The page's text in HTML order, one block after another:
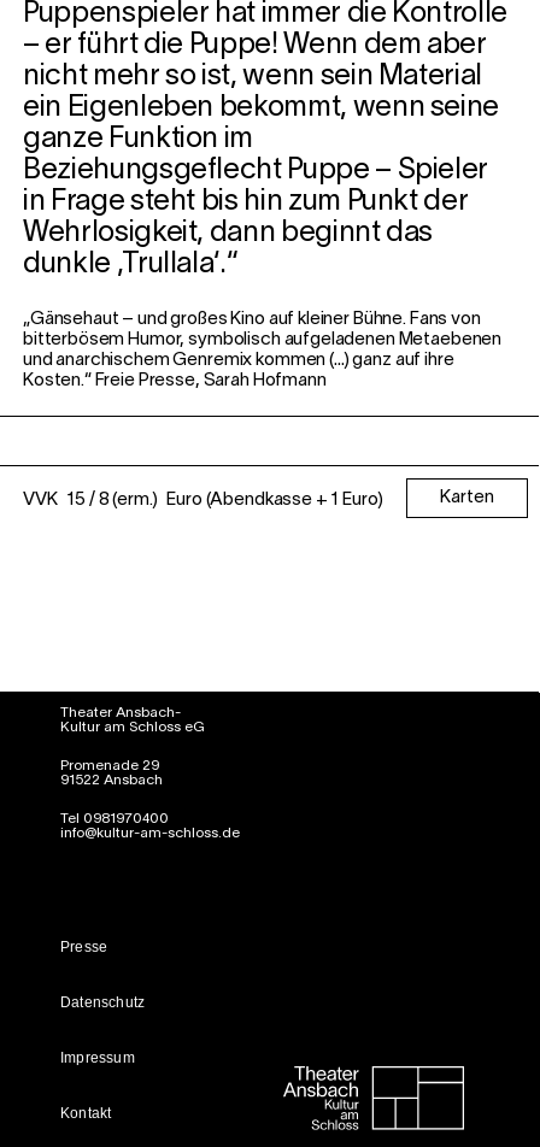
Puppenspieler hat immer die Kontrolle
– er führt die Puppe! Wenn dem aber
nicht mehr so ist, wenn sein Material
ein Eigenleben bekommt, wenn seine
ganze Funktion im
Beziehungsgeflecht Puppe – Spieler
in Frage steht bis hin zum Punkt der
Wehrlosigkeit, dann beginnt das
dunkle ‚Trullala‘.“
„Gänsehaut – und großes Kino auf kleiner Bühne. Fans von
bitterbösem Humor, symbolisch aufgeladenen Metaebenen
und anarchischem Genremix kommen (…) ganz auf ihre
Kosten.“ Freie Presse, Sarah Hofmann
VVK 15 / 8 (erm.) Euro (Abendkasse + 1 Euro) Karten
Theater Ansbach-
Kultur am Schloss eG
Promenade 29
91522 Ansbach
Tel 0981970400
info@kultur-am-schloss.de
Presse
Datenschutz
Impressum
Kontakt